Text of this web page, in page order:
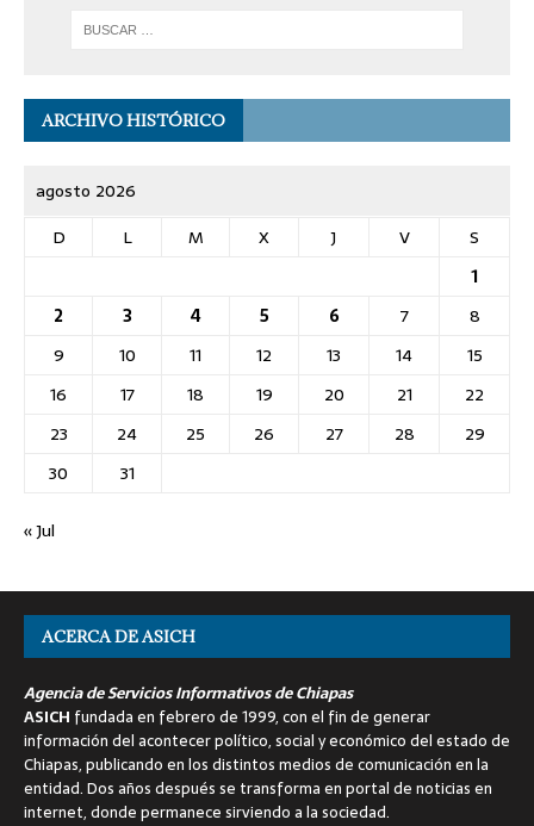
ARCHIVO HISTÓRICO
agosto 2026
D
L M X J V
S
1
2
3 4 5 6 7
8
9
10 11 12 13 14
15
16
17 18 19 20 21
22
23
24 25 26 27 28
29
30
31
« Jul
ACERCA DE ASICH
Agencia de Servicios Informativos de Chiapas
ASICH fundada en febrero de 1999, con el fin de generar
información del acontecer político, social y económico del estado de
Chiapas, publicando en los distintos medios de comunicación en la
entidad. Dos años después se transforma en portal de noticias en
internet, donde permanece sirviendo a la sociedad.